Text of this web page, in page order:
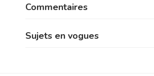
Commentaires
Sujets en vogues